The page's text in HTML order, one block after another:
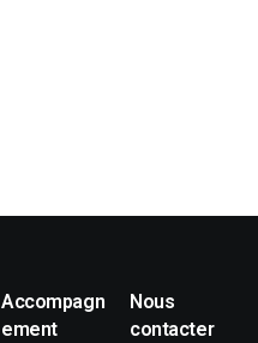
Accompagn
ement
Nous
contacter